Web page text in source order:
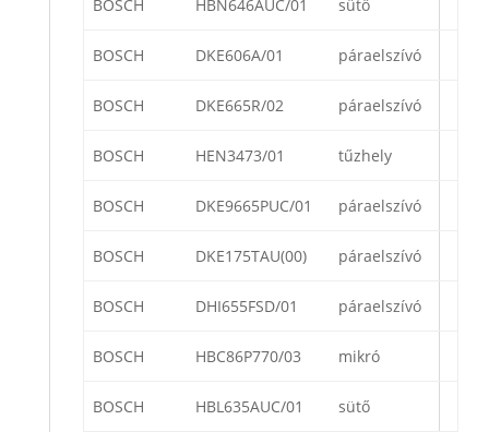
BOSCH HBN646AUC/01 sütő
BOSCH DKE606A/01 páraelszívó
BOSCH DKE665R/02 páraelszívó
BOSCH HEN3473/01 tűzhely
BOSCH DKE9665PUC/01 páraelszívó
BOSCH DKE175TAU(00) páraelszívó
BOSCH DHI655FSD/01 páraelszívó
BOSCH HBC86P770/03 mikró
BOSCH HBL635AUC/01 sütő